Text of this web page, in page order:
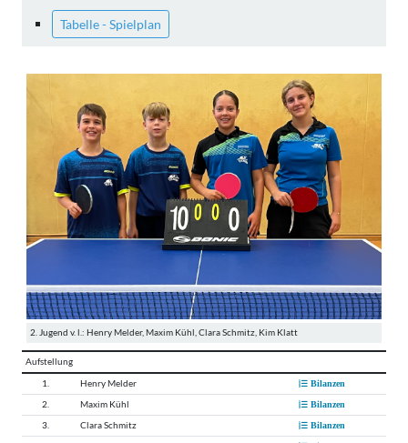
Tabelle - Spielplan
2. Jugend v. l.: Henry Melder, Maxim Kühl, Clara Schmitz, Kim Klatt
Aufstellung
1. Henry Melder Bilanzen
2. Maxim Kühl Bilanzen
3. Clara Schmitz Bilanzen